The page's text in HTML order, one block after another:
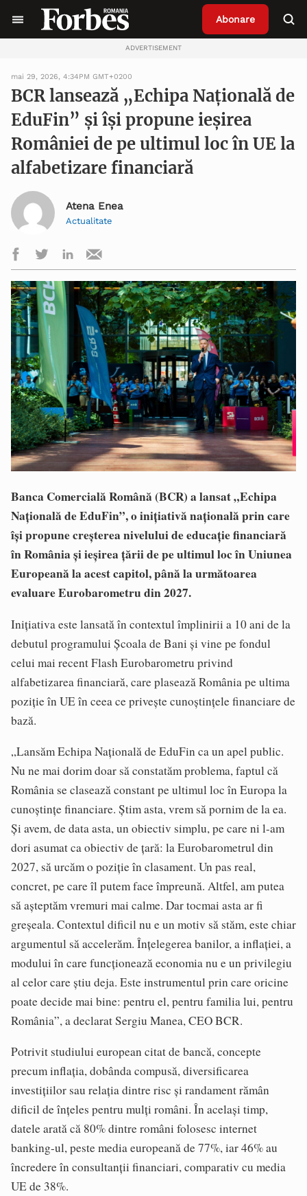
Abonare
ADVERTISEMENT
mai 29, 2026, 4:34PM GMT+0200
BCR lansează „Echipa Națională de
EduFin” și își propune ieșirea
României de pe ultimul loc în UE la
alfabetizare financiară
Atena Enea
Actualitate
Banca Comercială Română (BCR) a lansat „Echipa
Națională de EduFin”, o inițiativă națională prin care
își propune creșterea nivelului de educație financiară
în România și ieșirea țării de pe ultimul loc în Uniunea
Europeană la acest capitol, până la următoarea
evaluare Eurobarometru din 2027.
Inițiativa este lansată în contextul împlinirii a 10 ani de la
debutul programului Școala de Bani și vine pe fondul
celui mai recent Flash Eurobarometru privind
alfabetizarea financiară, care plasează România pe ultima
poziție în UE în ceea ce privește cunoștințele financiare de
bază.
„Lansăm Echipa Națională de EduFin ca un apel public.
Nu ne mai dorim doar să constatăm problema, faptul că
România se clasează constant pe ultimul loc în Europa la
cunoștințe financiare. Știm asta, vrem să pornim de la ea.
Și avem, de data asta, un obiectiv simplu, pe care ni l-am
dori asumat ca obiectiv de țară: la Eurobarometrul din
2027, să urcăm o poziție în clasament. Un pas real,
concret, pe care îl putem face împreună. Altfel, am putea
să așteptăm vremuri mai calme. Dar tocmai asta ar fi
greșeala. Contextul dificil nu e un motiv să stăm, este chiar
argumentul să accelerăm. Înțelegerea banilor, a inflației, a
modului în care funcționează economia nu e un privilegiu
al celor care știu deja. Este instrumentul prin care oricine
poate decide mai bine: pentru el, pentru familia lui, pentru
România”, a declarat Sergiu Manea, CEO BCR.
Potrivit studiului european citat de bancă, concepte
precum inflația, dobânda compusă, diversificarea
investițiilor sau relația dintre risc și randament rămân
dificil de înțeles pentru mulți români. În același timp,
datele arată că 80% dintre români folosesc internet
banking-ul, peste media europeană de 77%, iar 46% au
încredere în consultanții financiari, comparativ cu media
UE de 38%.